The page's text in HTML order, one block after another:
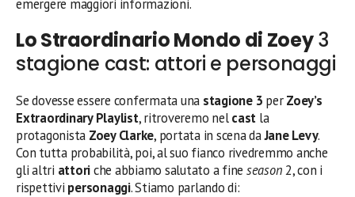
emergere maggiori informazioni.
Lo Straordinario Mondo di Zoey3
stagione cast: attori e personaggi
Se dovesse essere confermata una stagione 3 perZoey’s
Extraordinary Playlist, ritroveremo nelcast la
protagonista Zoey Clarke, portata in scena daJane Levy.
Con tutta probabilità, poi, al suo fianco rivedremmo anche
gli altri attoriche abbiamo salutato a fine season2, con i
rispettivi personaggi. Stiamo parlando di: